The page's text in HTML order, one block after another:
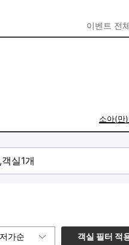
이벤트 전
소아(만
가순 객실 필터 적